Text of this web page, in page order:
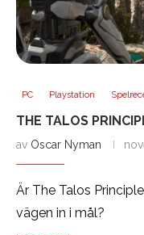
PC Playstation
THE TALOS
av Oscar Nyman
Är The Talos
vägen in i mål?